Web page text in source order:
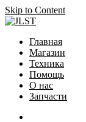
Skip to Content
Главная
Магазин
Техника
Помощь
О нас
Запчасти